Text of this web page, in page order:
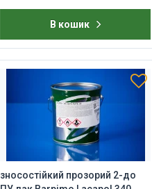
В кошик
зносостійкий прозорий 2-до